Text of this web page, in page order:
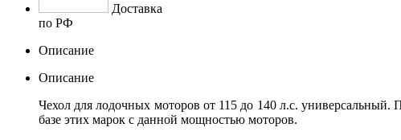
Доставка
по РФ
Описание
Описание
Чехол для лодочных моторов от 115 до 140 л.с.
базе этих марок с данной мощностью моторов.